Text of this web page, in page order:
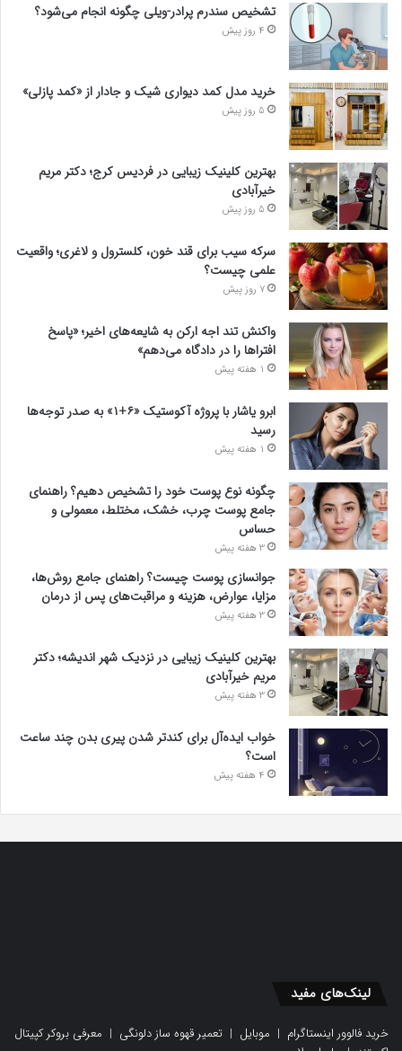
تشخیص سندرم پرادر-ویلی چگونه انجام می‌شود؟
4 روز پیش
خرید مدل کمد دیواری شیک و جادار از «کمد پازلی»
5 روز پیش
بهترین کلینیک زیبایی در فردیس کرج؛ دکتر مریم
خیرآبادی
5 روز پیش
سرکه سیب برای قند خون، کلسترول و لاغری؛ واقعیت
علمی چیست؟
7 روز پیش
واکنش تند اجه ارکن به شایعه‌های اخیر؛ «پاسخ
افتراها را در دادگاه می‌دهم»
1 هفته پیش
ابرو یاشار با پروژه آکوستیک «۶+۱» به صدر توجه‌ها
رسید
1 هفته پیش
چگونه نوع پوست خود را تشخیص دهیم؟ راهنمای
جامع پوست چرب، خشک، مختلط، معمولی و
حساس
3 هفته پیش
جوانسازی پوست چیست؟ راهنمای جامع روش‌ها،
مزایا، عوارض، هزینه و مراقبت‌های پس از درمان
3 هفته پیش
بهترین کلینیک زیبایی در نزدیک شهر اندیشه؛ دکتر
مریم خیرآبادی
3 هفته پیش
خواب ایده‌آل برای کندتر شدن پیری بدن چند ساعت
است؟
4 هفته پیش
لینک‌های مفید
خرید فالوور اینستاگرام | موبایل | تعمیر قهوه ساز دلونگی | معرفی بروکر کپیتال